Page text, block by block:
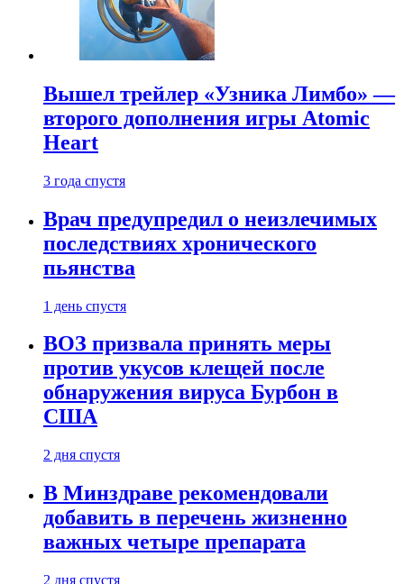
Вышел трейлер «Узника Лимбо» —
второго дополнения игры Atomic
Heart
3 года спустя
Врач предупредил о неизлечимых
последствиях хронического
пьянства
1 день спустя
ВОЗ призвала принять меры
против укусов клещей после
обнаружения вируса Бурбон в
США
2 дня спустя
В Минздраве рекомендовали
добавить в перечень жизненно
важных четыре препарата
2 дня спустя